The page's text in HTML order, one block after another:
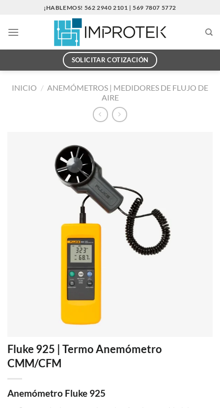
contenido
¡HABLEMOS! 562 2940 2101 | 569 7807 5772
SOLICITAR COTIZACIÓN
INICIO / ANEMÓMETROS | MEDIDORES DE FLUJO DE
AIRE
Fluke 925 | Termo Anemómetro
CMM/CFM
Anemómetro Fluke 925